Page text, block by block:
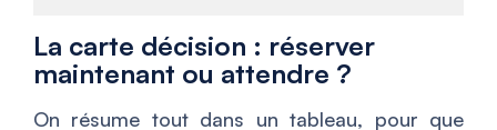
La carte décision : réserver
maintenant ou attendre ?
On résume tout dans un tableau, pour que